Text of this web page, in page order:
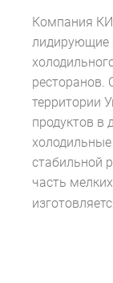
Компания
лидирующие
ресторанов.
территории
продуктов в
стабильной
часть